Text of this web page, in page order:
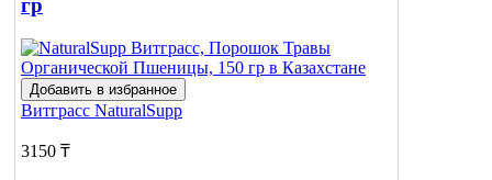
гр
Добавить в избранное
Витграсс NaturalSupp
3150 ₸